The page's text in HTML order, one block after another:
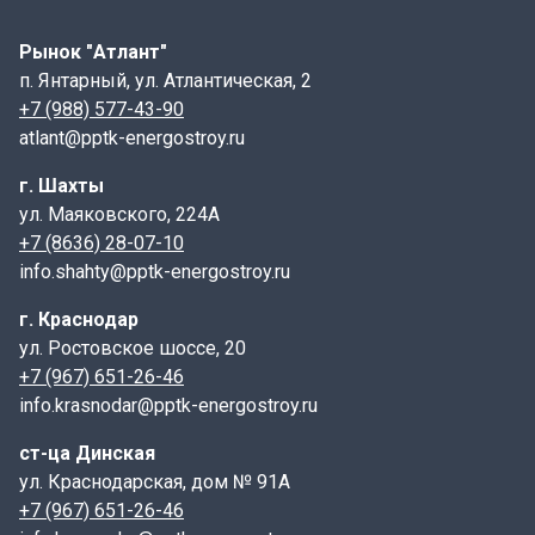
указаны длина, ширина и высота
ПТ- плита перекрытия канала.
300- длина, указывается в см;
12- высота, указывается в см;
1,5- индекс, характеризующий тип элемента по
армированию ( нагрузка в тс/м2).
Маркировка, а также дата изготовления и масса
Конструктивные особенности:
Плиты ПТ имеют форму прямоугольника с гладкой
к стенкам лотка. Некоторые модели могут содержать
дополнительные элементы, такие как пазы или
выступы, чтобы облегчить монтаж и улучшить
Рынок "Атлант"
п. Янтарный, ул. Атлантическая, 2
+7 (988) 577-43-90
atlant@pptk-energostroy.ru
г. Шахты
ул. Маяковского, 224А
+7 (8636) 28-07-10
info.shahty@pptk-energostroy.ru
г. Краснодар
ул. Ростовское шоссе, 20
+7 (967) 651-26-46
info.krasnodar@pptk-energostroy.ru
ст-ца Динская
ул. Краснодарская, дом № 91А
+7 (967) 651-26-46